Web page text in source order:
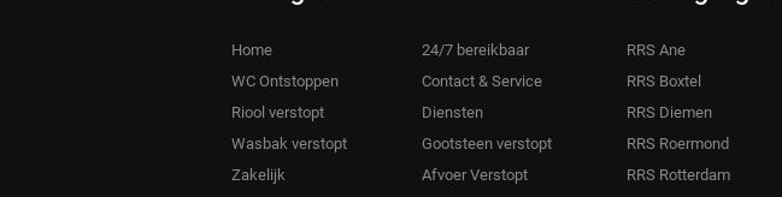
Home
WC Ontstoppen
Riool verstopt
Wasbak verstopt
Zakelijk
24/7 bereikbaar
Contact & Service
Diensten
Gootsteen verstopt
Afvoer Verstopt
RRS Ane
RRS Boxtel
RRS Diemen
RRS Roermond
RRS Rotterdam